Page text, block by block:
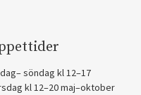
söndag kl 12–17
kl 12–20 maj–oktober